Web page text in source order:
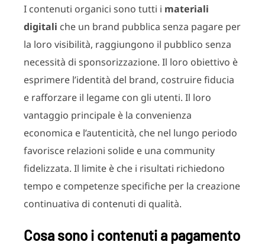
I contenuti organici sono tutti i materiali
digitali che un brand pubblica senza pagare per
la loro visibilità, raggiungono il pubblico senza
necessità di sponsorizzazione. Il loro obiettivo è
esprimere l’identità del brand, costruire fiducia
e rafforzare il legame con gli utenti. Il loro
vantaggio principale è la convenienza
economica e l’autenticità, che nel lungo periodo
favorisce relazioni solide e una community
fidelizzata. Il limite è che i risultati richiedono
tempo e competenze specifiche per la creazione
continuativa di contenuti di qualità.
Cosa sono i contenuti a pagamento